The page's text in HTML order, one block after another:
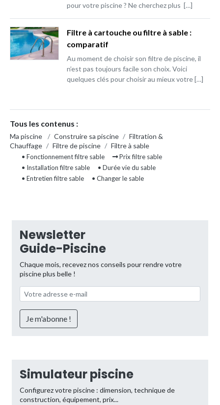
pour votre piscine ? Ne cherchez plus […]
Filtre à cartouche ou filtre à sable :
comparatif
Au moment de choisir son filtre de piscine, il
n’est pas toujours facile son choix. Voici
quelques clés pour choisir au mieux votre […]
Tous les contenus :
Ma piscine / Construire sa piscine / Filtration &
Chauffage / Filtre de piscine / Filtre à sable
• Fonctionnement filtre sable
Prix filtre sable
• Installation filtre sable
• Durée vie du sable
• Entretien filtre sable
• Changer le sable
Newsletter
Guide-Piscine
Chaque mois, recevez nos conseils pour rendre votre
piscine plus belle !
Simulateur piscine
Configurez votre piscine : dimension, technique de
construction, équipement, prix...